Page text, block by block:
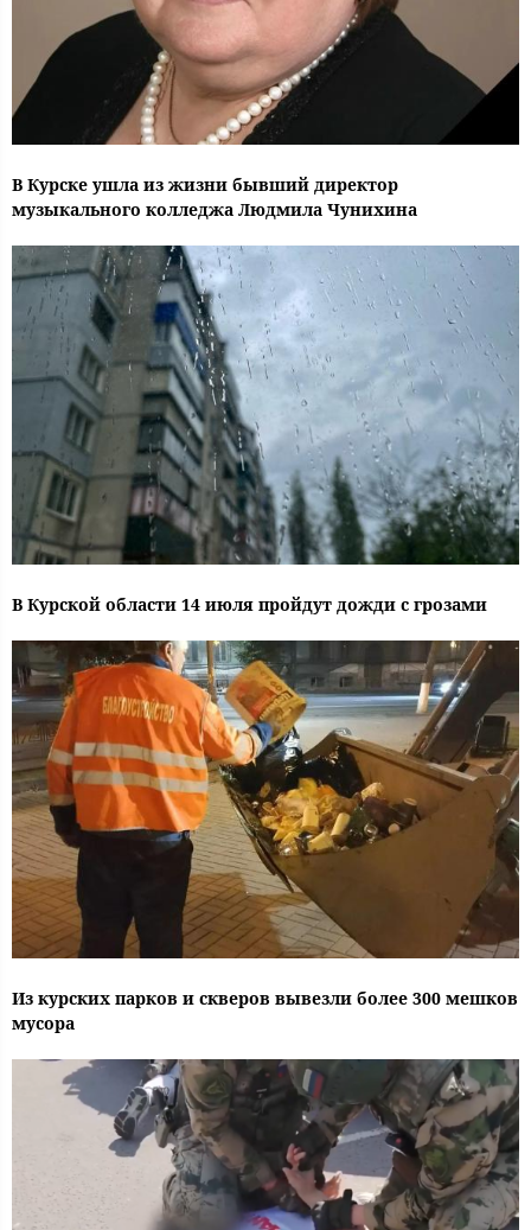
В Курске ушла из жизни бывший директор
музыкального колледжа Людмила Чунихина
В Курской области 14 июля пройдут дожди с грозами
Из курских парков и скверов вывезли более 300 мешков
мусора